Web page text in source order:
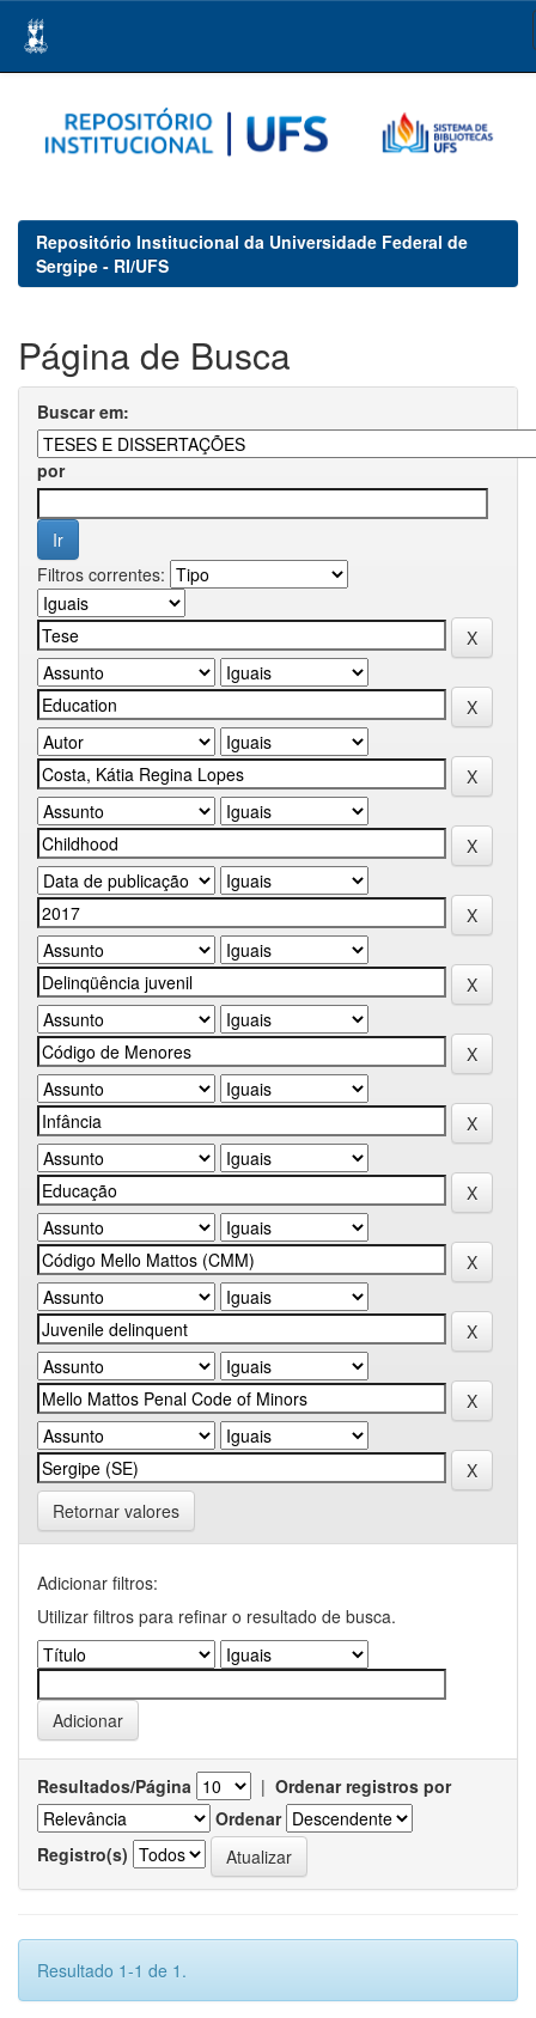
navigation
Repositório Institucional da Universidade Federal de
Sergipe - RI/UFS
Página de Busca
Buscar em:
por
Filtros correntes:
Retornar valores
Adicionar filtros:
Utilizar filtros para refinar o resultado de busca.
Resultados/Página | Ordenar registros por
Ordenar
Registro(s)
Resultado 1-1 de 1.